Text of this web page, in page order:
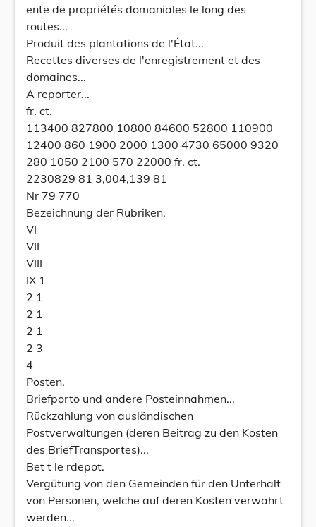
ente de propriétés domaniales le long des
routes...
Produit des plantations de l'État...
Recettes diverses de l'enregistrement et des
domaines...
A reporter...
fr. ct.
113400 827800 10800 84600 52800 110900
12400 860 1900 2000 1300 4730 65000 9320
280 1050 2100 570 22000 fr. ct.
2230829 81 3,004,139 81
Nr 79 770
Bezeichnung der Rubriken.
VI
VII
VIII
IX 1
2 1
2 1
2 1
2 3
4
Posten.
Briefporto und andere Posteinnahmen...
Rückzahlung von ausländischen
Postverwaltungen (deren Beitrag zu den Kosten
des BriefTransportes)...
Bet t le rdepot.
Vergütung von den Gemeinden für den Unterhalt
von Personen, welche auf deren Kosten verwahrt
werden...